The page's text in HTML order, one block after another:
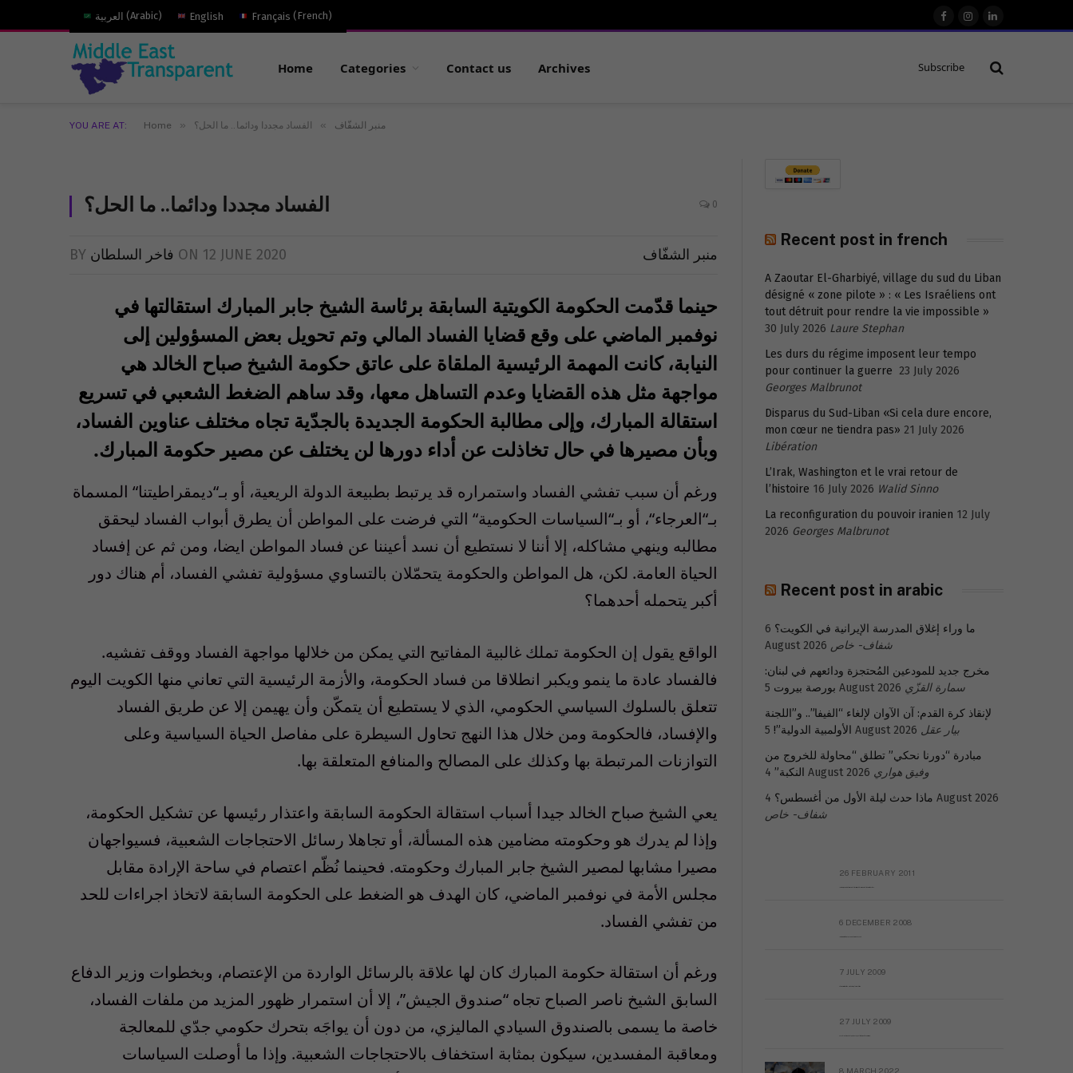
العربية (Arabic) English Français (French)
FacebookInstagram
LinkedIn
Home Categories Contact us Archives Subscribe
YOU ARE AT: Home » منبر الشفّاف » الفساد مجددا ودائما.. ما الحل؟
الفساد مجددا ودائما.. ما الحل؟ 0
BY فاخر السلطان ON 12 JUNE 2020 منبر الشفّاف
حينما قدّمت الحكومة الكويتية السابقة برئاسة الشيخ جابر المبارك استقالتها في
نوفمبر الماضي على وقع قضايا الفساد المالي وتم تحويل بعض المسؤولين إلى
النيابة، كانت المهمة الرئيسية الملقاة على عاتق حكومة الشيخ صباح الخالد هي
مواجهة مثل هذه القضايا وعدم التساهل معها، وقد ساهم الضغط الشعبي في تسريع
استقالة المبارك، وإلى مطالبة الحكومة الجديدة بالجدّية تجاه مختلف عناوين الفساد،
وبأن مصيرها في حال تخاذلت عن أداء دورها لن يختلف عن مصير حكومة المبارك.
ورغم أن سبب تفشي الفساد واستمراره قد يرتبط بطبيعة الدولة الريعية، أو بـ“ديمقراطيتنا“ المسماة
بـ“العرجاء“، أو بـ“السياسات الحكومية“ التي فرضت على المواطن أن يطرق أبواب الفساد ليحقق
مطالبه وينهي مشاكله، إلا أننا لا نستطيع أن نسد أعيننا عن فساد المواطن ايضا، ومن ثم عن إفساد
الحياة العامة. لكن، هل المواطن والحكومة يتحمّلان بالتساوي مسؤولية تفشي الفساد، أم هناك دور
أكبر يتحمله أحدهما؟
الواقع يقول إن الحكومة تملك غالبية المفاتيح التي يمكن من خلالها مواجهة الفساد ووقف تفشيه.
فالفساد عادة ما ينمو ويكبر انطلاقا من فساد الحكومة، والأزمة الرئيسية التي تعاني منها الكويت اليوم
تتعلق بالسلوك السياسي الحكومي، الذي لا يستطيع أن يتمكّن وأن يهيمن إلا عن طريق الفساد
والإفساد، فالحكومة ومن خلال هذا النهج تحاول السيطرة على مفاصل الحياة السياسية وعلى
التوازنات المرتبطة بها وكذلك على المصالح والمنافع المتعلقة بها.
يعي الشيخ صباح الخالد جيدا أسباب استقالة الحكومة السابقة واعتذار رئيسها عن تشكيل الحكومة،
وإذا لم يدرك هو وحكومته مضامين هذه المسألة، أو تجاهلا رسائل الاحتجاجات الشعبية، فسيواجهان
مصيرا مشابها لمصير الشيخ جابر المبارك وحكومته. فحينما نُظّم اعتصام في ساحة الإرادة مقابل
مجلس الأمة في نوفمبر الماضي، كان الهدف هو الضغط على الحكومة السابقة لاتخاذ اجراءات للحد
من تفشي الفساد.
ورغم أن استقالة حكومة المبارك كان لها علاقة بالرسائل الواردة من الإعتصام، وبخطوات وزير الدفاع
السابق الشيخ ناصر الصباح تجاه “صندوق الجيش”، إلا أن استمرار ظهور المزيد من ملفات الفساد،
خاصة ما يسمى بالصندوق السيادي الماليزي، من دون أن يواجَه بتحرك حكومي جدّي للمعالجة
ومعاقبة المفسدين، سيكون بمثابة استخفاف بالاحتجاجات الشعبية. وإذا ما أوصلت السياسات
Recent post in french
A Zaoutar El-Gharbiyé, village du sud du Liban
désigné « zone pilote » : « Les Israéliens ont
tout détruit pour rendre la vie impossible »
30 July 2026 Laure Stephan
Les durs du régime imposent leur tempo
pour continuer la guerre 23 July 2026
Georges Malbrunot
Disparus du Sud-Liban «Si cela dure encore,
mon cœur ne tiendra pas» 21 July 2026
Libération
L’Irak, Washington et le vrai retour de
l’histoire 16 July 2026 Walid Sinno
La reconfiguration du pouvoir iranien 12 July
2026 Georges Malbrunot
Recent post in arabic
ما وراء إغلاق المدرسة الإيرانية في الكويت؟ 6
August 2026 شفاف- خاص
مخرج جديد للمودعين المُحتجزة ودائعهم في لبنان:
بورصة بيروت 5 August 2026 سمارة القزّي
لإنقاذ كرة القدم: آن الآوان لإلغاء “الفيفا”.. و”اللجنة
الأولمبية الدولية”! 5 August 2026 بيار عقل
مبادرة “دورنا نحكي” تطلق “محاولة للخروج من
النكبة” 4 August 2026 وفيق هواري
ماذا حدث ليلة الأول من أغسطس؟ 4 August 2026
شفاف- خاص
26 FEBRUARY 2011
6 DECEMBER 2008
7 JULY 2009
27 JULY 2009
8 MARCH 2022